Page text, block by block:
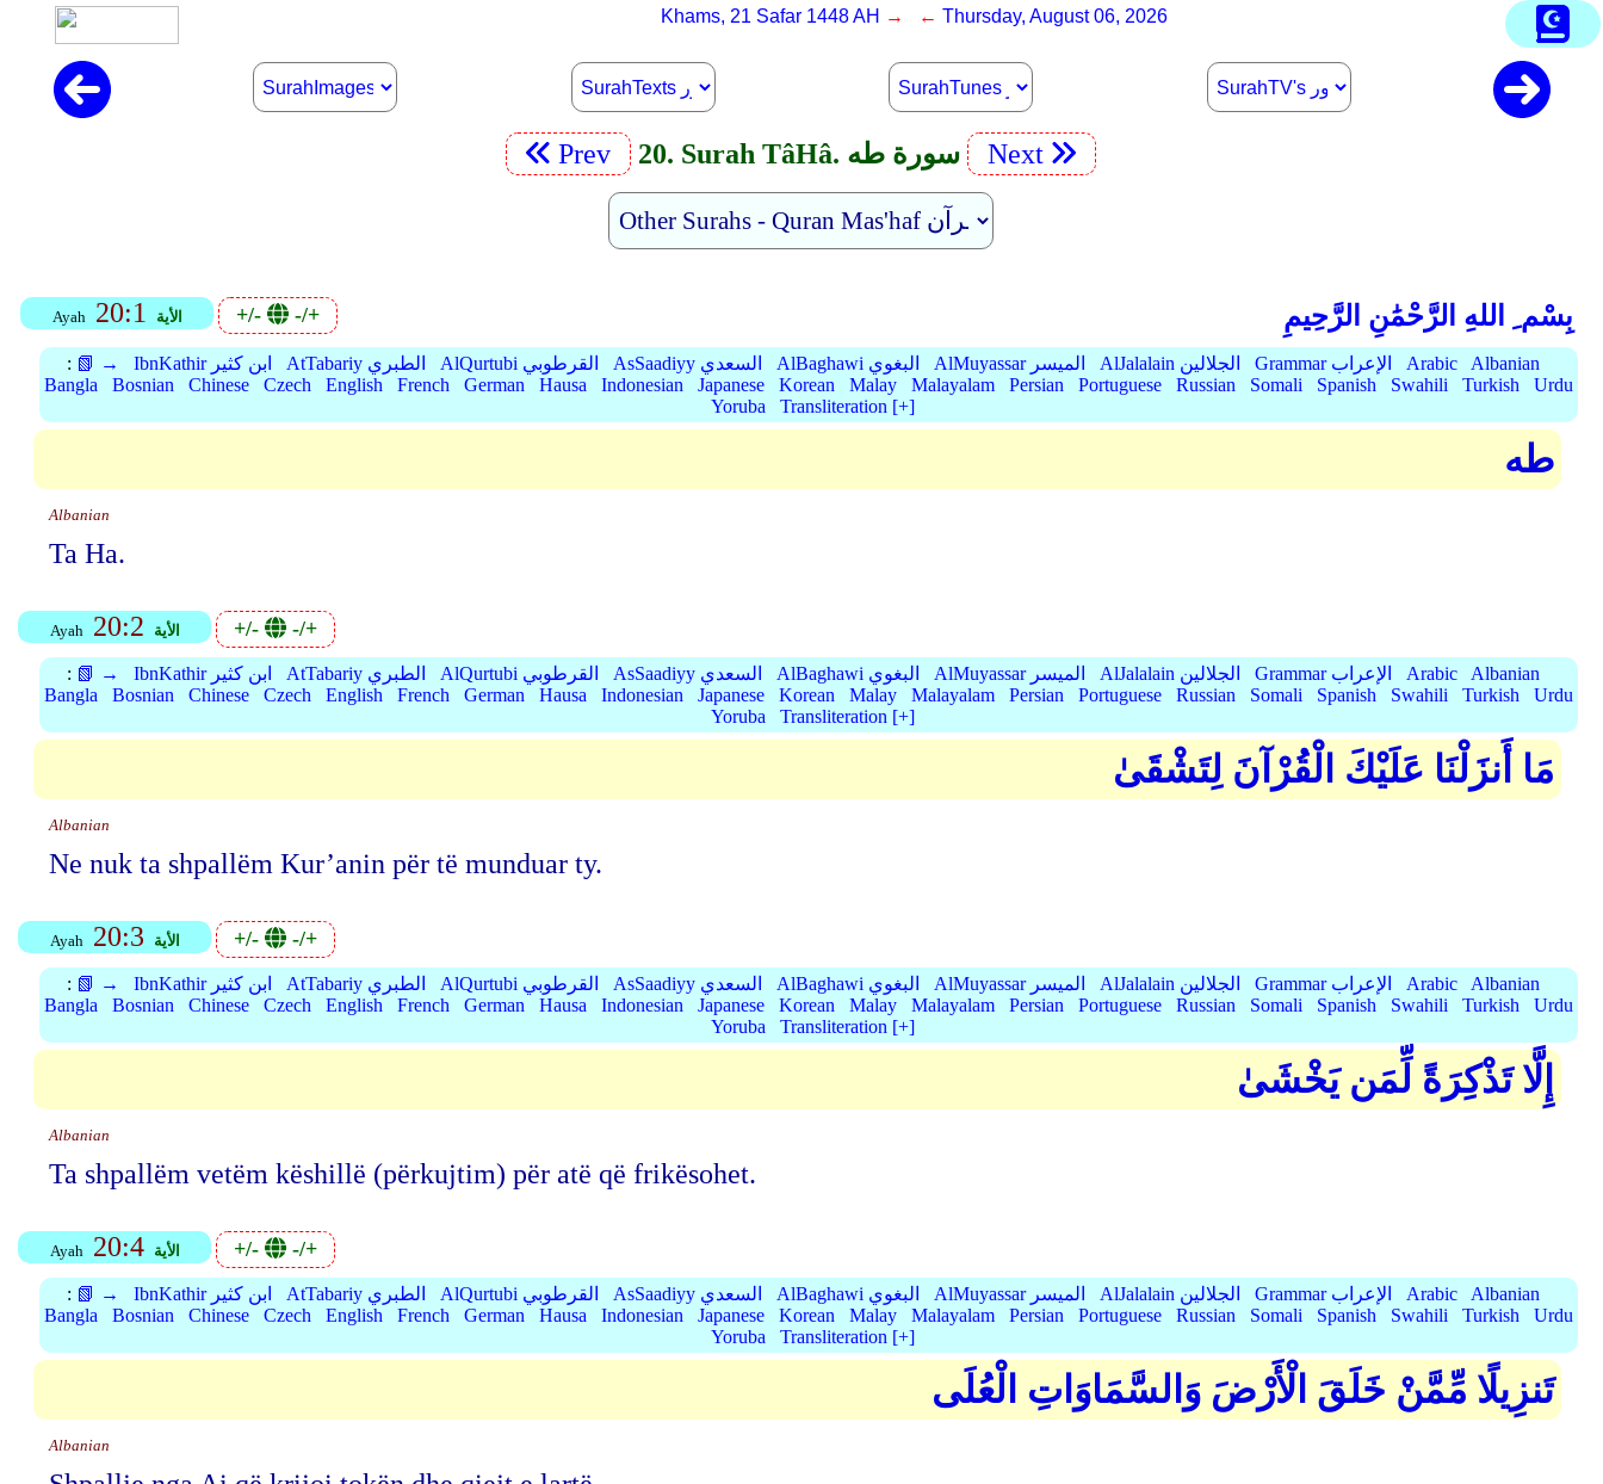
Khams, 21 Safar 1448 AH → ← Thursday, August 06, 2026
Prev 20. Surah Tâ­Hâ. سورة طه Next
Ayah 20:1 الأية +/- -/+ بِسْم ِ اللهِ الرَّحْمَٰنِ الرَّحِيمِ
: 📗 → IbnKathir ابن كثير AtTabariy الطبري AlQurtubi القرطوبي AsSaadiyy السعدي AlBaghawi البغوي AlMuyassar الميسر AlJalalain الجلالين Grammar الإعراب Arabic
Albanian
Bangla
Bosnian Chinese Czech English French German Hausa Indonesian Japanese Korean Malay Malayalam Persian Portuguese Russian Somali Spanish Swahili Turkish
Urdu
Yoruba
Transliteration [+]
طه
Albanian
Ta Ha.
Ayah 20:2 الأية +/- -/+
: 📗 → IbnKathir ابن كثير AtTabariy الطبري AlQurtubi القرطوبي AsSaadiyy السعدي AlBaghawi البغوي AlMuyassar الميسر AlJalalain الجلالين Grammar الإعراب Arabic
Albanian
Bangla
Bosnian Chinese Czech English French German Hausa Indonesian Japanese Korean Malay Malayalam Persian Portuguese Russian Somali Spanish Swahili Turkish
Urdu
Yoruba
Transliteration [+]
مَا أَنزَلْنَا عَلَيْكَ الْقُرْآنَ لِتَشْقَىٰ
Albanian
Ne nuk ta shpallëm Kur’anin për të munduar ty.
Ayah 20:3 الأية +/- -/+
: 📗 → IbnKathir ابن كثير AtTabariy الطبري AlQurtubi القرطوبي AsSaadiyy السعدي AlBaghawi البغوي AlMuyassar الميسر AlJalalain الجلالين Grammar الإعراب Arabic
Albanian
Bangla
Bosnian Chinese Czech English French German Hausa Indonesian Japanese Korean Malay Malayalam Persian Portuguese Russian Somali Spanish Swahili Turkish
Urdu
Yoruba
Transliteration [+]
إِلَّا تَذْكِرَةً لِّمَن يَخْشَىٰ
Albanian
Ta shpallëm vetëm këshillë (përkujtim) për atë që frikësohet.
Ayah 20:4 الأية +/- -/+
: 📗 → IbnKathir ابن كثير AtTabariy الطبري AlQurtubi القرطوبي AsSaadiyy السعدي AlBaghawi البغوي AlMuyassar الميسر AlJalalain الجلالين Grammar الإعراب Arabic
Albanian
Bangla
Bosnian Chinese Czech English French German Hausa Indonesian Japanese Korean Malay Malayalam Persian Portuguese Russian Somali Spanish Swahili Turkish
Urdu
Yoruba
Transliteration [+]
تَنزِيلًا مِّمَّنْ خَلَقَ الْأَرْضَ وَالسَّمَاوَاتِ الْعُلَى
Albanian